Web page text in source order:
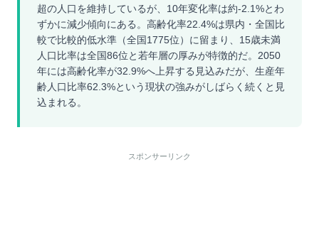
超の人口を維持しているが、10年変化率は約-2.1%とわ
ずかに減少傾向にある。高齢化率22.4%は県内・全国比
較で比較的低水準（全国1775位）に留まり、15歳未満
人口比率は全国86位と若年層の厚みが特徴的だ。2050
年には高齢化率が32.9%へ上昇する見込みだが、生産年
齢人口比率62.3%という現状の強みがしばらく続くと見
込まれる。
スポンサーリンク